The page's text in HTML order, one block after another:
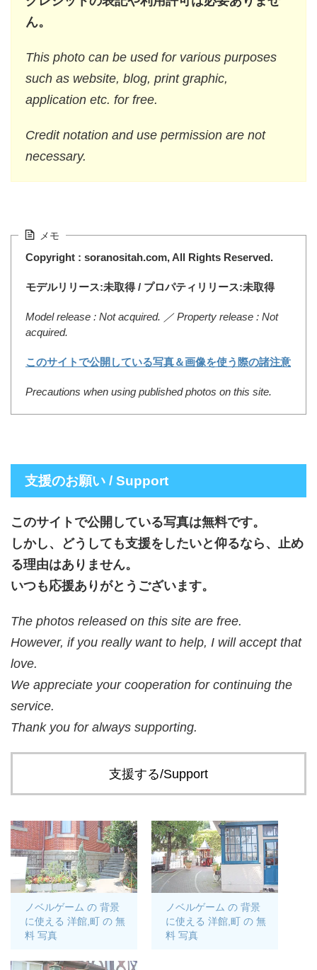
ん。
This photo can be used for various purposes
such as website, blog, print graphic,
application etc. for free.
Credit notation and use permission are not
necessary.
メモ
Copyright : soranositah.com, All Rights Reserved.
モデルリリース:未取得 / プロパティリリース:未取得
Model release : Not acquired. ／ Property release : Not
acquired.
このサイトで公開している写真＆画像を使う際の諸注意
Precautions when using published photos on this site.
支援のお願い / Support
このサイトで公開している写真は無料です。
しかし、どうしても支援をしたいと仰るなら、止め
る理由はありません。
いつも応援ありがとうございます。
The photos released on this site are free.
However, if you really want to help, I will accept that
love.
We appreciate your cooperation for continuing the
service.
Thank you for always supporting.
支援する/Support
ノベルゲーム の 背景
に使える 洋館,町 の 無
料 写真
ノベルゲーム の 背景
に使える 洋館,町 の 無
料 写真